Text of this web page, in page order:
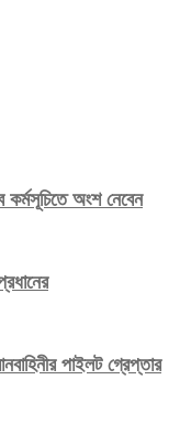
কর্মসূচিতে অংশ নেবেন
পাইলট গ্রেপ্তার